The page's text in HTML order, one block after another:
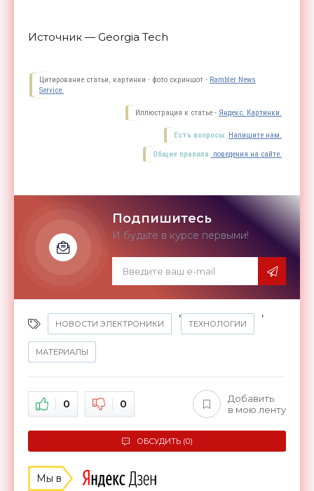
Источник — Georgia Tech
Цитирование статьи, картинки - фото скриншот - Rambler News
Service.
Иллюстрация к статье - Яндекс. Картинки.
Есть вопросы. Напишите нам.
Общие правила поведения на сайте.
Подпишитесь
И будьте в курсе первыми!
НОВОСТИ ЭЛЕКТРОНИКИ
,
ТЕХНОЛОГИИ
,
МАТЕРИАЛЫ
0 0
Добавить
в мою ленту
ОБСУДИТЬ (0)
Мы в